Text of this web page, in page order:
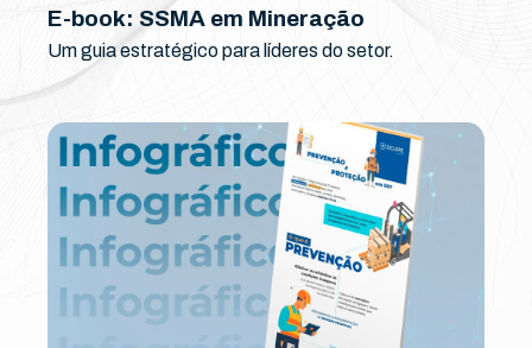
E-book: SSMA em Mineração
Um guia estratégico para líderes do setor.